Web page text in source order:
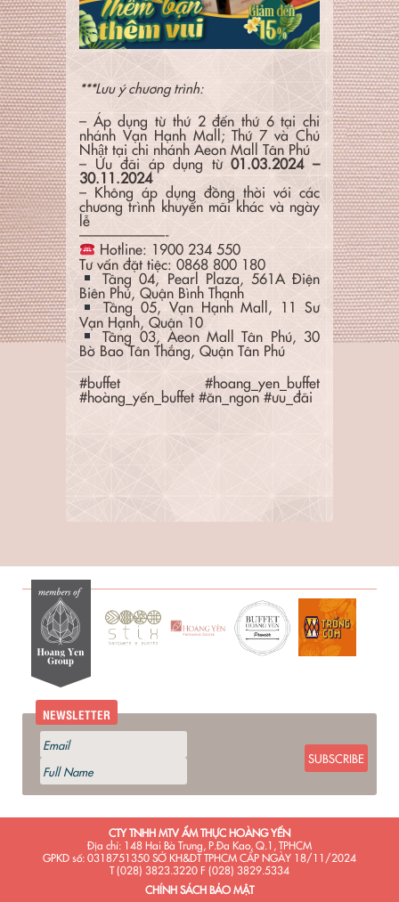
***Lưu ý chương trình:
– Áp dụng từ thứ 2 đến thứ 6 tại chi
nhánh Vạn Hạnh Mall; Thứ 7 và Chủ
Nhật tại chi nhánh Aeon Mall Tân Phú
– Ưu đãi áp dụng từ01.03.2024 –
30.11.2024
– Không áp dụng đồng thời với các
chương trình khuyến mãi khác và ngày
lễ
——————-
Hotline: 1900 234 550
Tư vấn đặt tiệc: 0868 800 180
Tầng 04, Pearl Plaza, 561A Điện
Biên Phủ, Quận Bình Thạnh
Tầng 05, Vạn Hạnh Mall, 11 Sư
Vạn Hạnh, Quận 10
Tầng 03, Aeon Mall Tân Phú, 30
Bờ Bao Tân Thắng, Quận Tân Phú
#buffet
#hoang_yen_buffet
#hoàng_yến_buffet #ăn_ngon #ưu_đãi
NEWSLETTER
SUBSCRIBE
CTY TNHH MTV ẨM THỰC HOÀNG YẾN
Địa chỉ: 148 Hai Bà Trưng, P.Đa Kao, Q.1, TPHCM
GPKD số: 0318751350 SỞ KH&DT TPHCM CẤP NGÀY 18/11/2024
T (028) 3823.3220 F (028) 3829.5334
CHÍNH SÁCH BẢO MẬT